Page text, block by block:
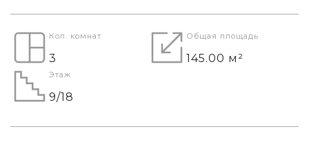
Кол. комнат
3
Общая площадь
145.00 м²
Этаж
9/18